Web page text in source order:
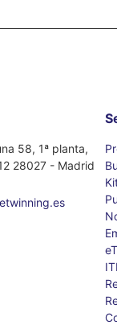
58, 1ª planta,
28027 - Madrid